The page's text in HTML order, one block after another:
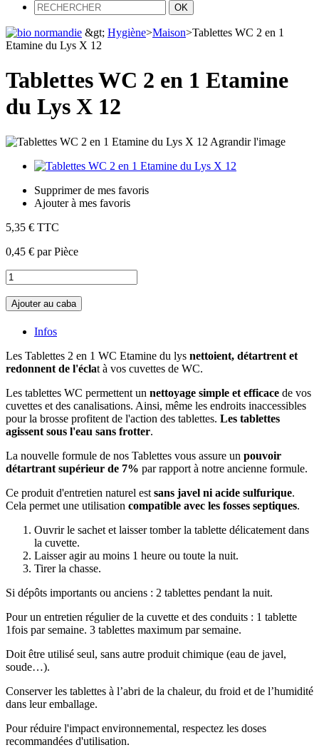
&gt; Hygiène>Maison>Tablettes WC 2 en 1
Etamine du Lys X 12
Tablettes WC 2 en 1 Etamine
du Lys X 12
Agrandir l'image
Supprimer de mes favoris
Ajouter à mes favoris
5,35 € TTC
0,45 € par Pièce
Ajouter au caba
Infos
Les Tablettes 2 en 1 WC Etamine du lys nettoient, détartrent et
redonnent de l'éclat à vos cuvettes de WC.
Les tablettes WC permettent un nettoyage simple et efficace de vos
cuvettes et des canalisations. Ainsi, même les endroits inaccessibles
pour la brosse profitent de l'action des tablettes. Les tablettes
agissent sous l'eau sans frotter.
La nouvelle formule de nos Tablettes vous assure un pouvoir
détartrant supérieur de 7% par rapport à notre ancienne formule.
Ce produit d'entretien naturel est sans javel ni acide sulfurique.
Cela permet une utilisation compatible avec les fosses septiques.
Ouvrir le sachet et laisser tomber la tablette délicatement dans
la cuvette.
Laisser agir au moins 1 heure ou toute la nuit.
Tirer la chasse.
Si dépôts importants ou anciens : 2 tablettes pendant la nuit.
Pour un entretien régulier de la cuvette et des conduits : 1 tablette
1fois par semaine. 3 tablettes maximum par semaine.
Doit être utilisé seul, sans autre produit chimique (eau de javel,
soude…).
Conserver les tablettes à l’abri de la chaleur, du froid et de l’humidité
dans leur emballage.
Pour réduire l'impact environnemental, respectez les doses
recommandées d'utilisation.